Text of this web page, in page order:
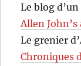
Le blog
Allen
Le grenier
Chroniques